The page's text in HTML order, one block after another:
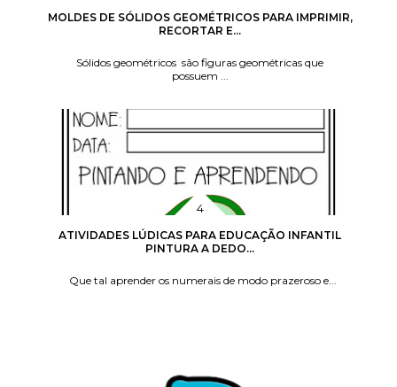
MOLDES DE SÓLIDOS GEOMÉTRICOS PARA IMPRIMIR,
RECORTAR E...
Sólidos geométricos são figuras geométricas que
possuem ...
ATIVIDADES LÚDICAS PARA EDUCAÇÃO INFANTIL
PINTURA A DEDO...
Que tal aprender os numerais de modo prazeroso e...